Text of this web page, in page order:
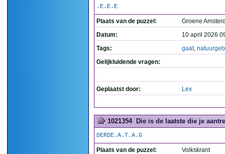
.E.E.E
Plaats van de puzzel:
Groene
Datum:
10 april 2026
Tags:
gaat,
Gelijkluidende vragen:
Geplaatst door: Lex
1021354 Die is de laatste die je
DERDE.A.T.A.G
Plaats van de puzzel:
Volkskrant